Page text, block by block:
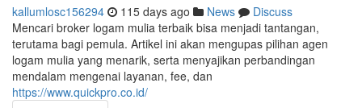
kallumlosc156294 115 days ago News
Discuss
Mencari broker logam mulia terbaik bisa menjadi tantangan,
terutama bagi pemula. Artikel ini akan mengupas pilihan agen
logam mulia yang menarik, serta menyajikan perbandingan
mendalam mengenai layanan, fee, dan
https://www.quickpro.co.id/